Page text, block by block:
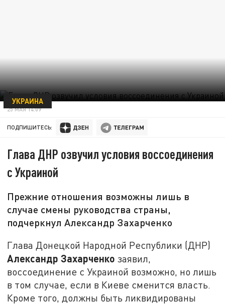
УКРАИНА
25 МАЯ 14:09
ПОДПИШИТЕСЬ:
Глава ДНР озвучил условия воссоединения
с Украиной
Прежние отношения возможны лишь в
случае смены руководства страны,
подчеркнул Александр Захарченко
Глава Донецкой Народной Республики (ДНР)
Александр Захарченко заявил,
воссоединение с Украиной возможно, но лишь
в том случае, если в Киеве сменится власть.
Кроме того, должны быть ликвидированы